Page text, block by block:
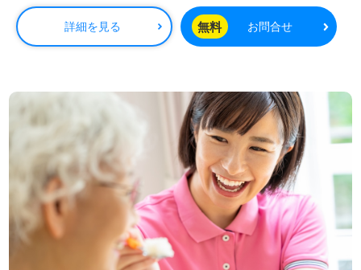
職を目指される方も幅広く募集します。特別養護老人ホー
ムでの勤務経験は問いません。『ご利用者様への思いや
り、人の役に立てる充実感、関わる方を大切に思う』を大
ョンに！『ご利用者様に喜んでもらえる介護を提供した
い、お役に立ちたい』『資格取得を目指している、専門性
を高めたい』『自分らしいキャリアを描きたい』『施設形
態や環境を変えて働きたい』等の方も大歓迎です。募集詳
細等、担当コンサルタントよりご案内します。お問い合わ
せも遠慮なくお願いします。
全国の求人ご紹介！医療/福祉業界の正社員/パート仕事探
しは【ウィルオブ介護】＊求人情報収集、将来的に検討の
方も遠慮なく＊
LINE、メール、お電話などご希望に応じてお問い合わせ/ご
詳細を見る 無料 お問合せ